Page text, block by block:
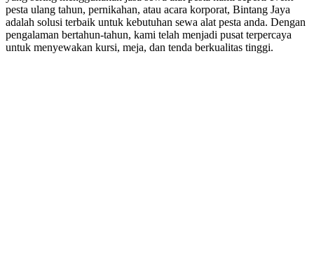
pesta ulang tahun, pernikahan, atau acara korporat, Bintang Jaya
adalah solusi terbaik untuk kebutuhan sewa alat pesta anda. Dengan
pengalaman bertahun-tahun, kami telah menjadi pusat terpercaya
untuk menyewakan kursi, meja, dan tenda berkualitas tinggi.